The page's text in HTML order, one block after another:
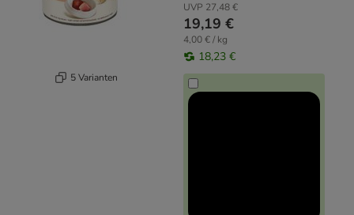
5 Varianten
UVP 27,48 €
19,19 €
4,00 € / kg
18,23 €